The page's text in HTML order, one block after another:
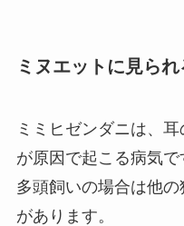
ミヌエットに見ら
ミミヒゼンダニは、
が原因で起こる病気で
多頭飼いの場合は他
があります。